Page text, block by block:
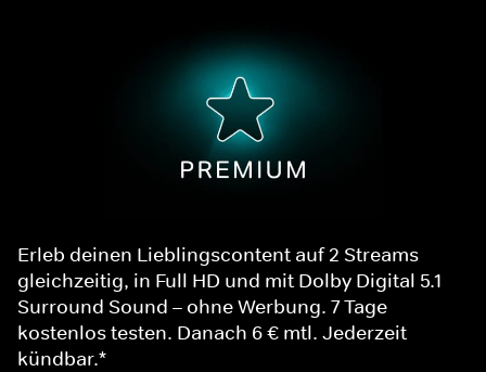
Erleb deinen Lieblingscontent auf 2 Streams
gleichzeitig, in Full HD und mit Dolby Digital 5.1
Surround Sound – ohne Werbung. 7 Tage
kostenlos testen. Danach 6 € mtl. Jederzeit
kündbar.*